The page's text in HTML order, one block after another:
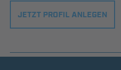
JETZT PROFIL ANLEGEN